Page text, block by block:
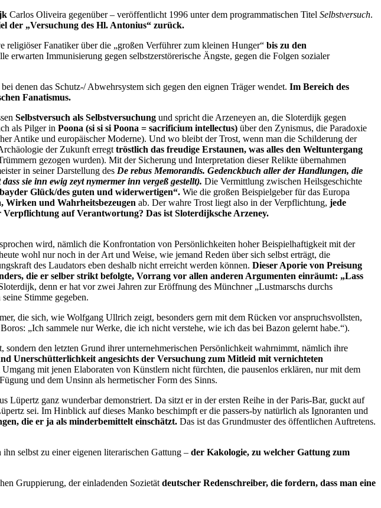
Carlos Oliveira gegenüber – veröffentlicht 1996 unter dem programmatischen Titel Selbstversuch.
der „Versuchung des Hl. Antonius“ zurück.
Fanatiker über die „großen Verführer zum kleinen Hunger“ bis zu den
erwarten Immunisierung gegen selbstzerstörerische Ängste, gegen die Folgen sozialer
bei denen das Schutz-/ Abwehrsystem sich gegen den eignen Träger wendet. Im Bereich des
Fanatismus.
Selbstversuch als Selbstversuchung und spricht die Arzeneyen an, die Sloterdijk gegen
als Pilger in Poona (si si si Poona = sacrificium intellectus) über den Zynismus, die Paradoxie
Antike und europäischer Moderne). Und wo bleibt der Trost, wenn man die Schilderung der
der Zukunft erregt tröstlich das freudige Erstaunen, was alles den Weltuntergang
gezogen wurden). Mit der Sicherung und Interpretation dieser Relikte übernahmen
in seiner Darstellung des De rebus Memorandis. Gedenckbuch aller der Handlungen, die
sie inn ewig zeyt nymermer inn vergeß gestellt). Die Vermittlung zwischen Heilsgeschichte
Glück/des guten und widerwertigen“. Wie die großen Beispielgeber für das Europa
Wirken und Wahrheitsbezeugen ab. Der wahre Trost liegt also in der Verpflichtung, jede
auf Verantwortung? Das ist Sloterdijksche Arzeney.
wird, nämlich die Konfrontation von Persönlichkeiten hoher Beispielhaftigkeit mit der
wohl nur noch in der Art und Weise, wie jemand Reden über sich selbst erträgt, die
des Laudators eben deshalb nicht erreicht werden können. Dieser Aporie von Preisung
die er selber strikt befolgte, Vorrang vor allen anderen Argumenten einräumt: „Lass
denn er hat vor zwei Jahren zur Eröffnung des Münchner „Lustmarschs durchs
Stimme gegeben.
die sich, wie Wolfgang Ullrich zeigt, besonders gern mit dem Rücken vor anspruchsvollsten,
„Ich sammele nur Werke, die ich nicht verstehe, wie ich das bei Bazon gelernt habe.“).
den letzten Grund ihrer unternehmerischen Persönlichkeit wahrnimmt, nämlich ihre
Unerschütterlichkeit angesichts der Versuchung zum Mitleid mit vernichteten
mit jenen Elaboraten von Künstlern nicht fürchten, die pausenlos erklären, nur mit dem
und dem Unsinn als hermetischer Form des Sinns.
ganz wunderbar demonstriert. Da sitzt er in der ersten Reihe in der Paris-Bar, guckt auf
sei. Im Hinblick auf dieses Manko beschimpft er die passers-by natürlich als Ignoranten und
die er ja als minderbemittelt einschätzt. Das ist das Grundmuster des öffentlichen Auftretens.
selbst zu einer eigenen literarischen Gattung – der Kakologie, zu welcher Gattung zum
Gruppierung, der einladenden Sozietät deutscher Redenschreiber, die fordern, dass man eine